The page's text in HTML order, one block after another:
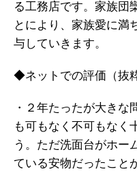
る工務店です。家族団
とにより、家族愛に満
与していきます。
◆ネットでの評価（抜粋
・２年たったが大きな
も可もなく不可もなく
う。ただ洗面台がホー
ている安物だったこと